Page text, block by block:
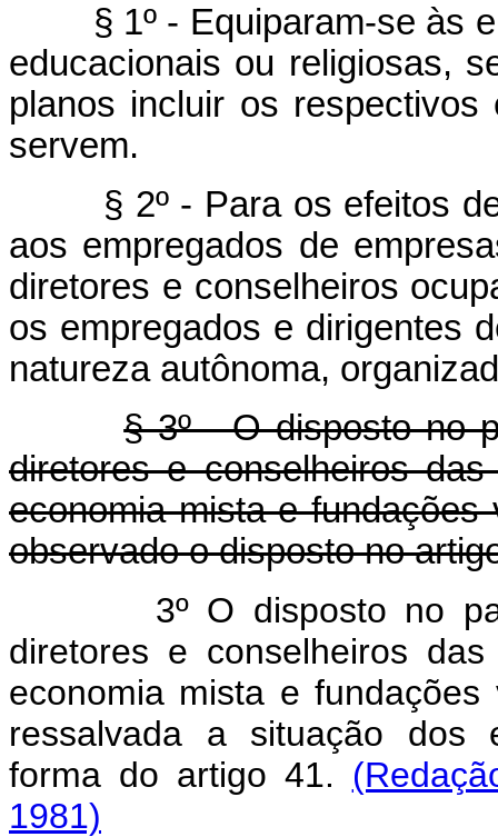
§ 1º - Equiparam-se às
educacionais ou religiosas,
planos incluir os
servem.
§ 2º - Para os efeitos
aos empregados de
diretores e conselheiros
os empregados e dirigentes
natureza autônoma,
§ 3º - O disposto no
diretores e conselheiros
economia mista e fundações
observado o disposto no
3º O disposto no
diretores e conselheiros
economia mista e
ressalvada a situação dos
forma do artigo 41.
1981)